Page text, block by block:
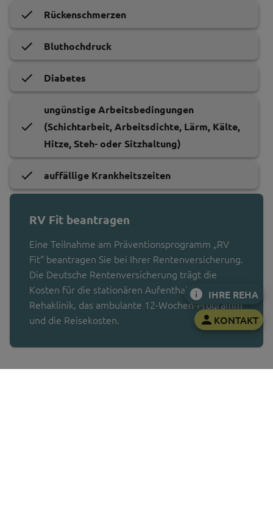
IHRE REHA
KONTAKT
Rückenschmerzen
Bluthochdruck
Diabetes
ungünstige Arbeitsbedingungen
(Schichtarbeit, Arbeitsdichte, Lärm, Kälte,
Hitze, Steh- oder Sitzhaltung)
auffällige Krankheitszeiten
RV Fit beantragen
Eine Teilnahme am Präventionsprogramm „RV
Fit“ beantragen Sie bei Ihrer Rentenversicherung.
Die Deutsche Rentenversicherung trägt die
Kosten für die stationären Aufenthalte in der
Rehaklinik, das ambulante 12-Wochen-Programm
und die Reisekosten.